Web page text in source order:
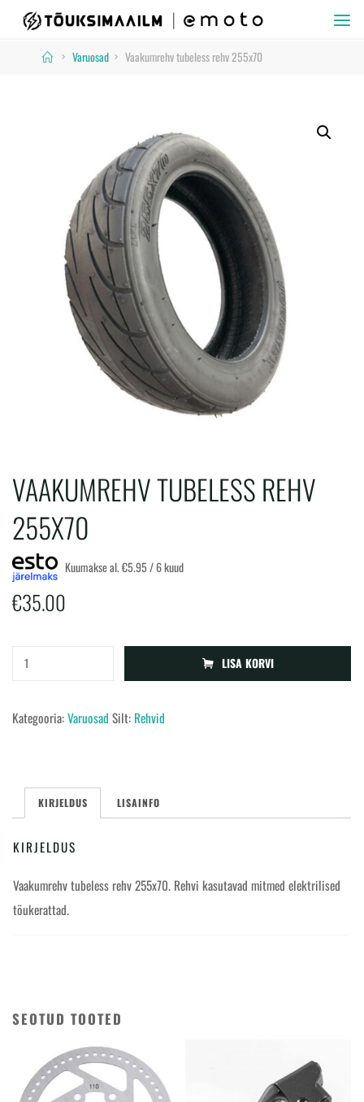
TÕUKSIMAAILM
HomeVaruosad Vaakumrehv tubeless rehv 255x70
VAAKUMREHV TUBELESS REHV
255X70
Kuumakse al.€5.95/ 6 kuud
€35.00
Vaakumrehv
255x70
LISA KORVI
Kategooria:Varuosad Silt: Rehvid
KIRJELDUS LISAINFO
KIRJELDUS
Vaakumrehv tubeless rehv 255x70. Rehvi kasutavad mitmed elektrilised
tõukerattad.
SEOTUD TOOTED